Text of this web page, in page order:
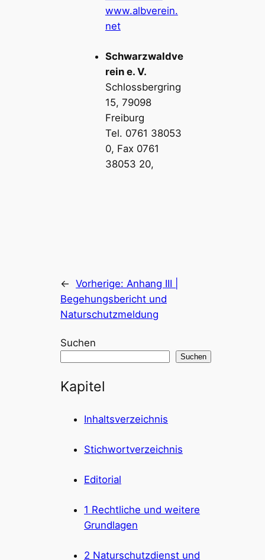
www.albverein.
net
Schwarzwaldve
rein e. V.
Schlossbergring
15, 79098
Freiburg
Tel. 0761 38053
0, Fax 0761
38053 20,
← Vorherige: Anhang III |
Begehungsbericht und
Naturschutzmeldung
Suchen
Suchen
Kapitel
Inhaltsverzeichnis
Stichwortverzeichnis
Editorial
1 Rechtliche und weitere
Grundlagen
2 Naturschutzdienst und